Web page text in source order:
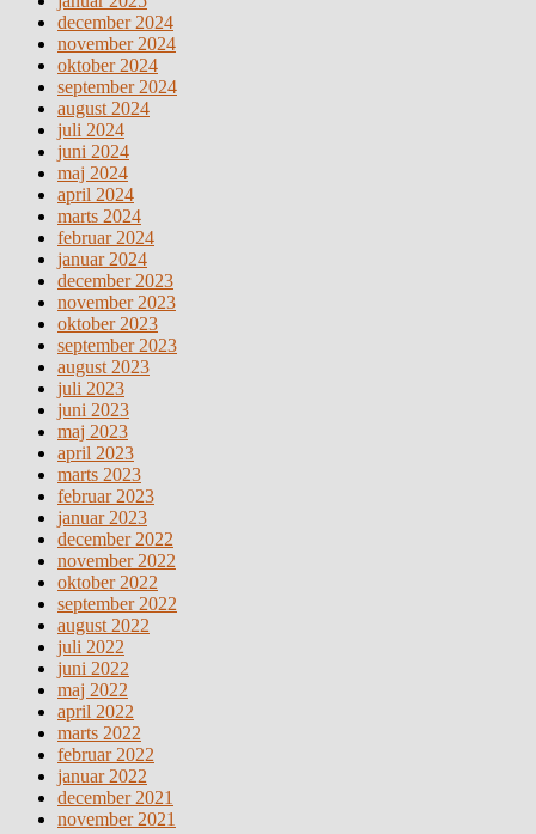
december 2024
november 2024
oktober 2024
september 2024
august 2024
juli 2024
juni 2024
maj 2024
april 2024
marts 2024
februar 2024
januar 2024
december 2023
november 2023
oktober 2023
september 2023
august 2023
juli 2023
juni 2023
maj 2023
april 2023
marts 2023
februar 2023
januar 2023
december 2022
november 2022
oktober 2022
september 2022
august 2022
juli 2022
juni 2022
maj 2022
april 2022
marts 2022
februar 2022
januar 2022
december 2021
november 2021